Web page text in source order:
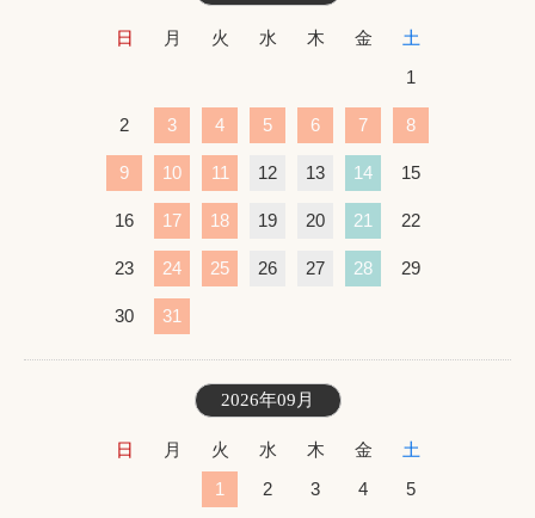
日 月 火 水 木 金
土
1
2 3 4 5 6 7 8
9 10 11 12 13 14 15
16 17 18 19 20 21 22
23 24 25 26 27 28 29
30 31
2026年09月
日 月 火 水 木 金
土
1
2 3 4 5